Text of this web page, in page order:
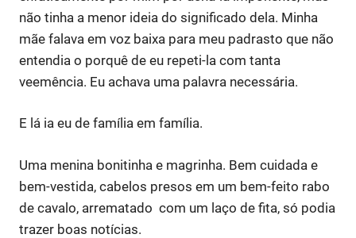
não tinha a menor ideia do significado dela. Minha
mãe falava em voz baixa para meu padrasto que não
entendia o porquê de eu repeti-la com tanta
veemência. Eu achava uma palavra necessária.
E lá ia eu de família em família.
Uma menina bonitinha e magrinha. Bem cuidada e
bem-vestida, cabelos presos em um bem-feito rabo
de cavalo, arrematado com um laço de fita, só podia
trazer boas notícias.